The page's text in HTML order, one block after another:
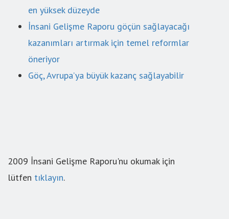
en yüksek düzeyde
İnsani Gelişme Raporu göçün sağlayacağı
kazanımları artırmak için temel reformlar
öneriyor
Göç, Avrupa’ya büyük kazanç sağlayabilir
2009 İnsani Gelişme Raporu'nu okumak için
lütfen tıklayın.